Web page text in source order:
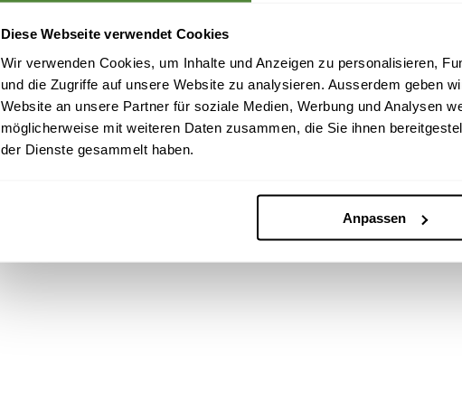
Diese Webseite verwendet Cookies
Wir verwenden Cookies, um Inhalte und Anzeigen zu personalisieren,
und die Zugriffe auf unsere Website zu analysieren. Ausserdem geben
Website an unsere Partner für soziale Medien, Werbung und Analysen
möglicherweise mit weiteren Daten zusammen, die Sie ihnen
der Dienste gesammelt haben.
Anpassen